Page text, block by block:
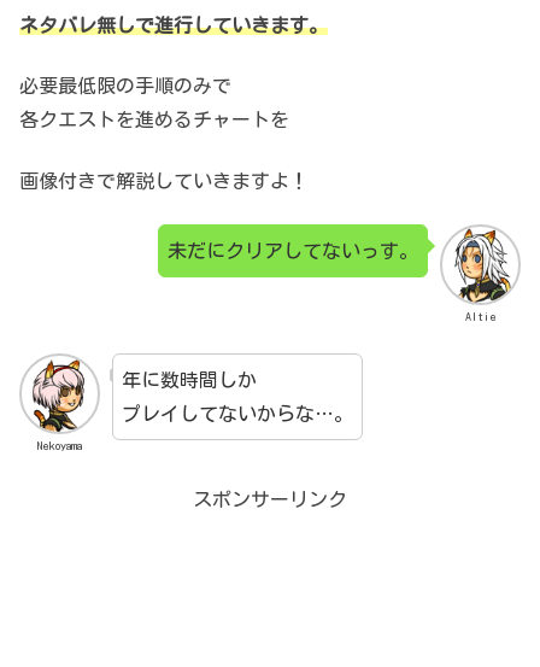
ネタバレ無しで進行していきます。
必要最低限の手順のみで
各クエストを進めるチャートを
画像付きで解説していきますよ！
Altie
未だにクリアしてないっす。
Nekoyama
年に数時間しか
プレイしてないからな…。
スポンサーリンク